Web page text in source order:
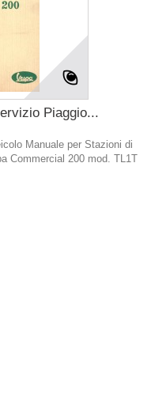
Piaggio...
Manuale per Stazioni di
Commercial 200 mod. TL1T